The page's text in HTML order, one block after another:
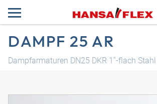
DAMPF 25 AR
Dampfarmaturen DN25 DKR 1"-flach Stahl